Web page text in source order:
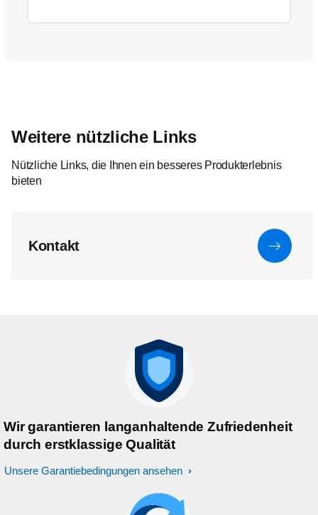
Weitere nützliche Links
Nützliche Links, die Ihnen ein besseres Produkterlebnis
bieten
Kontakt
Wir garantieren langanhaltende Zufriedenheit
durch erstklassige Qualität
Unsere Garantiebedingungen ansehen